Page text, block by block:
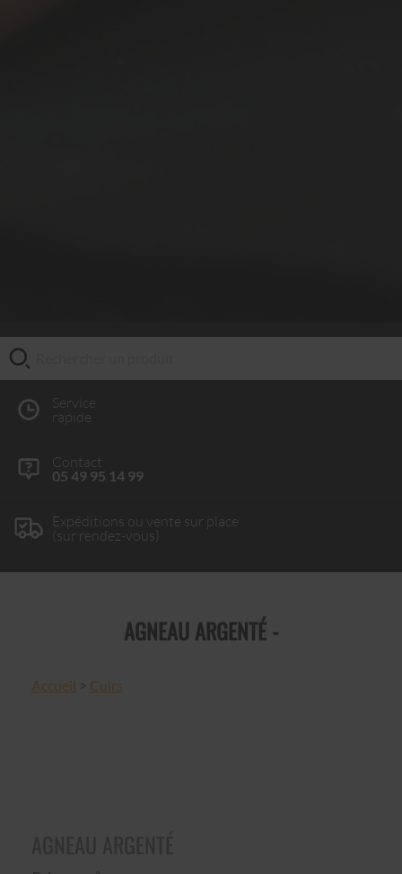
Service
rapide
Contact
05 49 95 14 99
Expéditions ou vente sur place
(sur rendez-vous)
AGNEAU ARGENTÉ -
Accueil > Cuirs